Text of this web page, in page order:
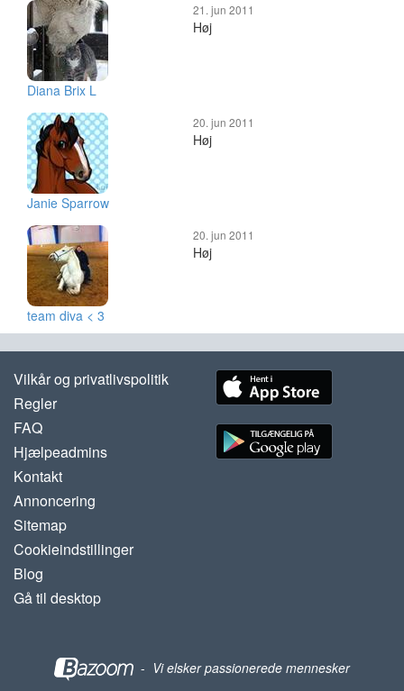
Diana Brix L
21. jun 2011
Høj
Janie Sparrow
20. jun 2011
Høj
team diva < 3
20. jun 2011
Høj
Vilkår og privatlivspolitik
Regler
FAQ
Hjælpeadmins
Kontakt
Annoncering
Sitemap
Cookieindstillinger
Blog
Gå til desktop
- Vi elsker passionerede mennesker